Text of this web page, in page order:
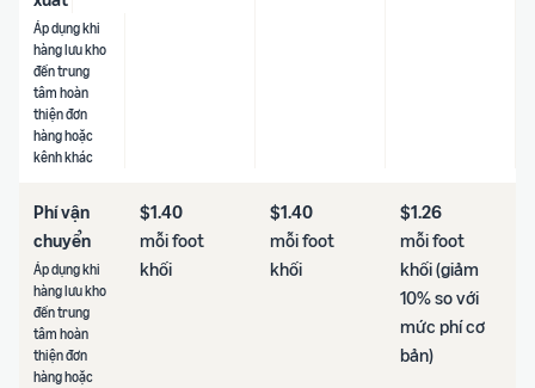
Áp dụng khi
hàng lưu kho
đến trung
tâm hoàn
thiện đơn
hàng hoặc
kênh khác
Phí vận
chuyển
Áp dụng khi
hàng lưu kho
đến trung
tâm hoàn
thiện đơn
hàng hoặc
$1.40
mỗi foot
khối
$1.40
mỗi foot
khối
$1.26
mỗi foot
khối (giảm
10% so với
mức phí cơ
bản)